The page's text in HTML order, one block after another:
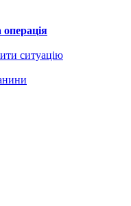
операція
ситуацію